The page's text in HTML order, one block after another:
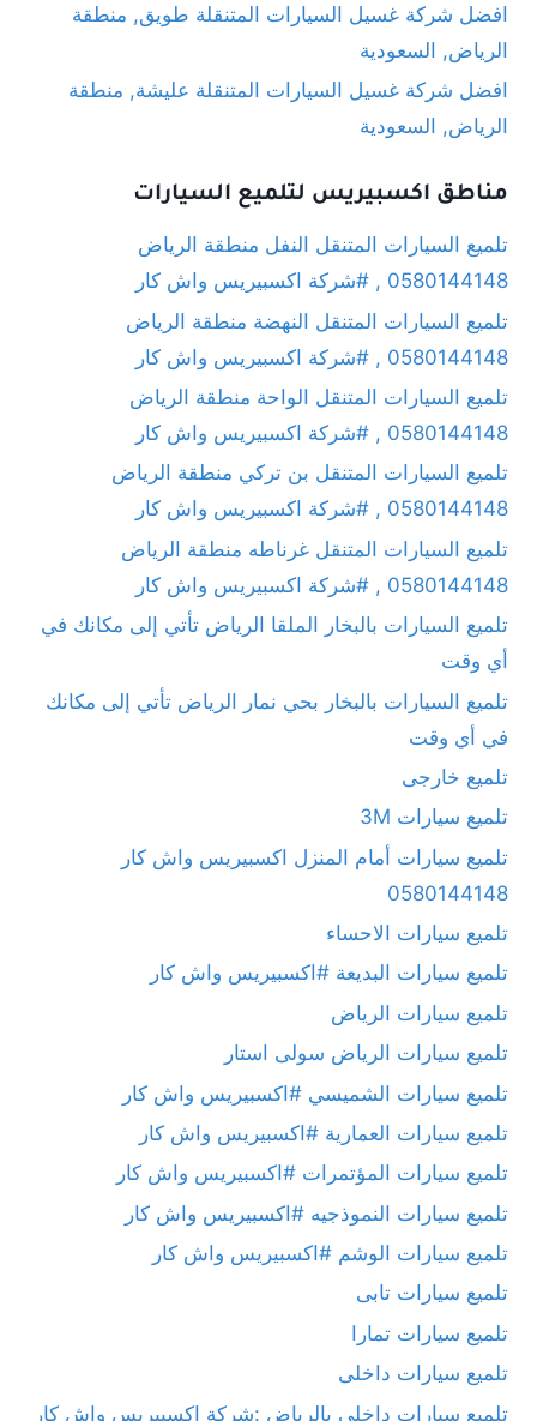
افضل شركة غسيل السيارات المتنقلة طويق, منطقة
الرياض, السعودية
افضل شركة غسيل السيارات المتنقلة عليشة, منطقة
الرياض, السعودية
مناطق اكسبيريس لتلميع السيارات
تلميع السيارات المتنقل النفل منطقة الرياض
0580144148 , #شركة اكسبيريس واش كار
تلميع السيارات المتنقل النهضة منطقة الرياض
0580144148 , #شركة اكسبيريس واش كار
تلميع السيارات المتنقل الواحة منطقة الرياض
0580144148 , #شركة اكسبيريس واش كار
تلميع السيارات المتنقل بن تركي منطقة الرياض
0580144148 , #شركة اكسبيريس واش كار
تلميع السيارات المتنقل غرناطه منطقة الرياض
0580144148 , #شركة اكسبيريس واش كار
تلميع السيارات بالبخار الملقا الرياض تأتي إلى مكانك في
أي وقت
تلميع السيارات بالبخار بحي نمار الرياض تأتي إلى مكانك
في أي وقت
تلميع خارجى
تلميع سيارات 3M
تلميع سيارات أمام المنزل اكسبيريس واش كار
0580144148
تلميع سيارات الاحساء
تلميع سيارات البديعة #اكسبيريس واش كار
تلميع سيارات الرياض
تلميع سيارات الرياض سولى استار
تلميع سيارات الشميسي #اكسبيريس واش كار
تلميع سيارات العمارية #اكسبيريس واش كار
تلميع سيارات المؤتمرات #اكسبيريس واش كار
تلميع سيارات النموذجيه #اكسبيريس واش كار
تلميع سيارات الوشم #اكسبيريس واش كار
تلميع سيارات تابى
تلميع سيارات تمارا
تلميع سيارات داخلى
تلميع سيارات داخلى بالرياض :شركة اكسبيريس واش كار